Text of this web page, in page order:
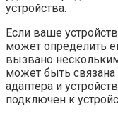
устройства.
Если ваше
может определить
вызвано
может быть
адаптера и
подключен к